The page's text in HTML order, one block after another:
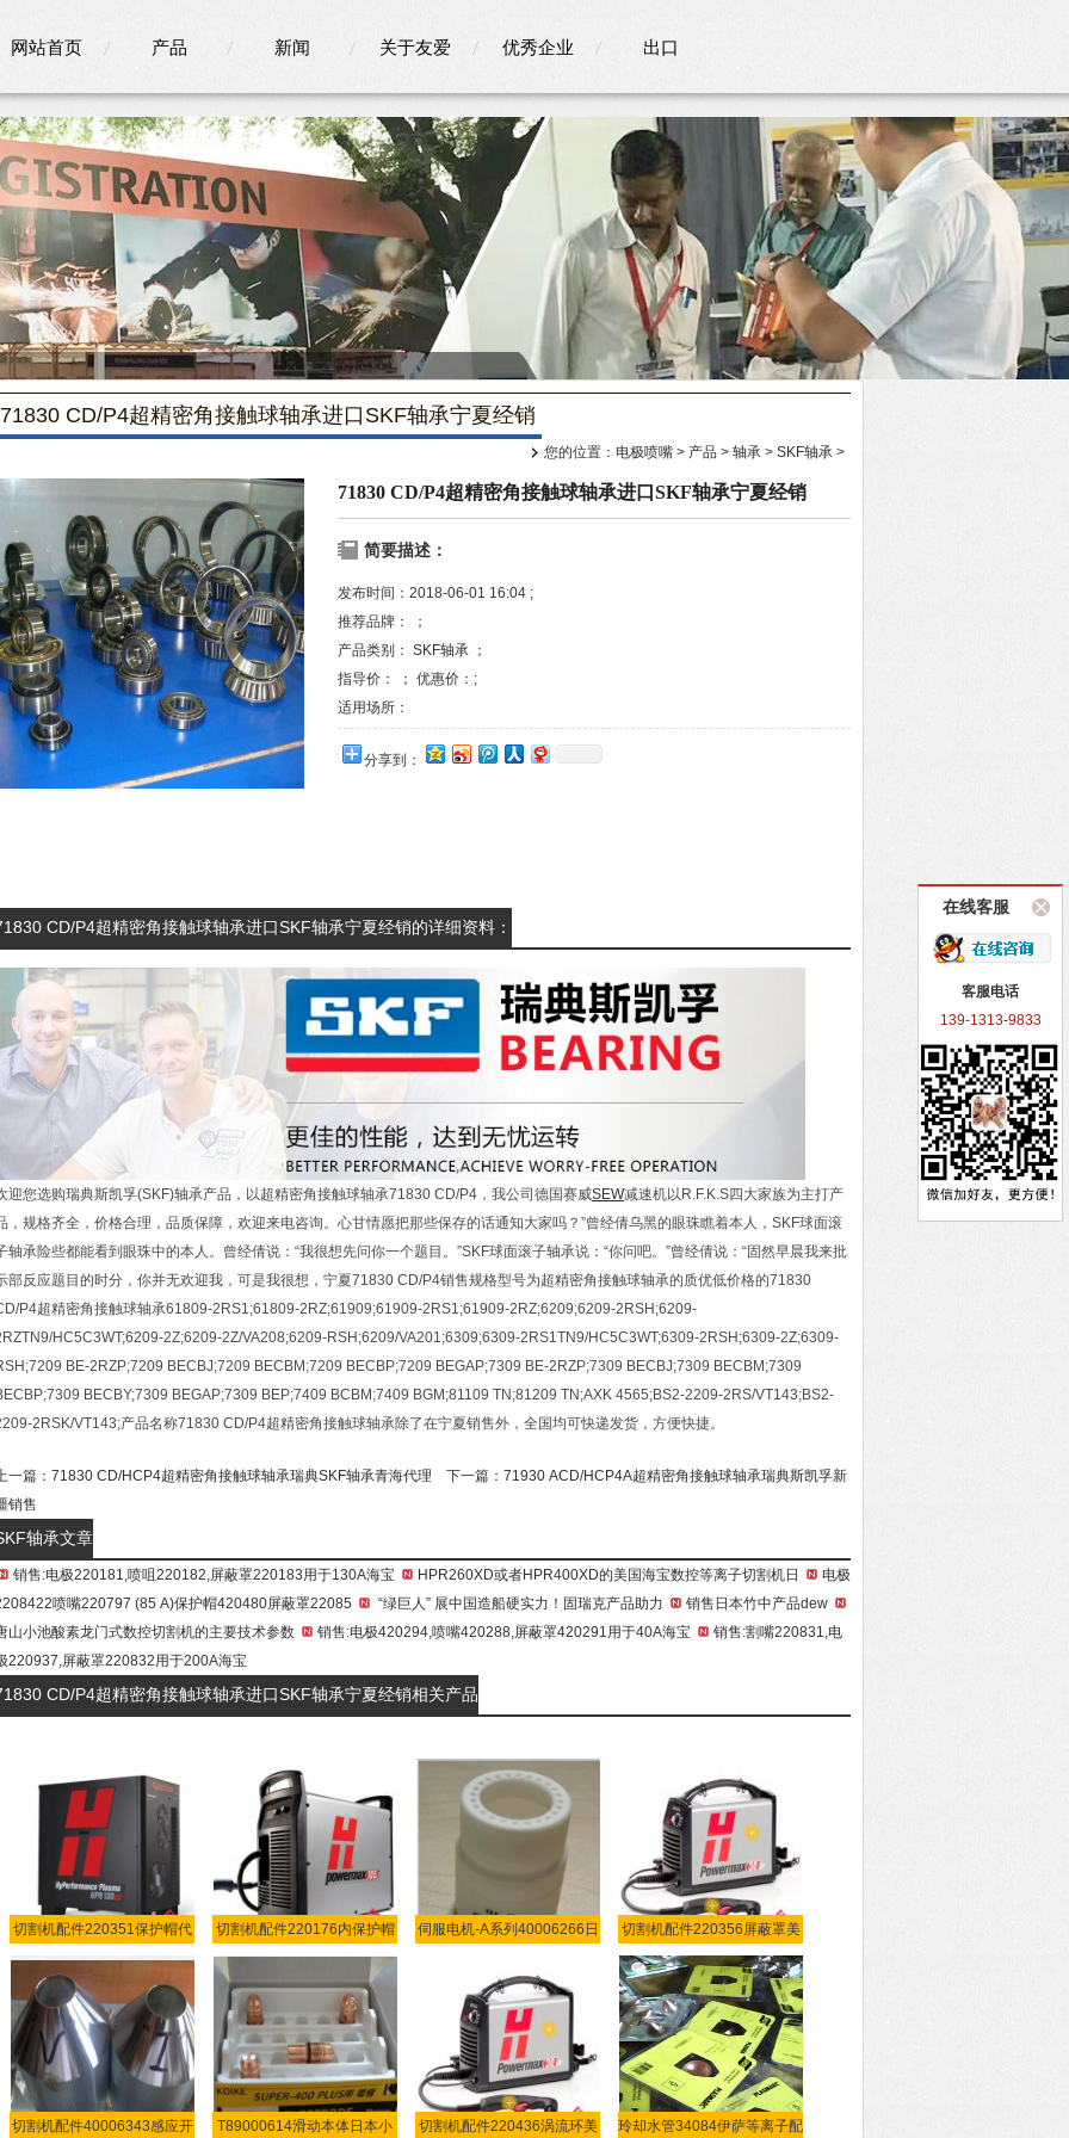
网站首页 产品 新闻 关于友爱 优秀企业 出口
71830 CD/P4超精密角接触球轴承进口SKF轴承宁夏经销
您的位置： 电极喷嘴 > 产品 > 轴承 > SKF轴承 >
71830 CD/P4超精密角接触球轴承进口SKF轴承宁夏经销
简要描述：
发布时间：2018-06-01 16:04 ;
推荐品牌： ；
产品类别： SKF轴承 ；
指导价： ； 优惠价：;
适用场所：
分享到：
CD/P4超精密角接触球轴承进口SKF轴承宁夏经销的详细资料：
迎您选购瑞典斯凯孚(SKF)轴承产品，以超精密角接触球轴承71830 CD/P4，我公司德国赛威SEW减速机以R.F.K.S四大家族为主打产
，规格齐全，价格合理，品质保障，欢迎来电咨询。心甘情愿把那些保存的话通知大家吗？”曾经倩乌黑的眼珠瞧着本人，SKF球面滚
轴承险些都能看到眼珠中的本人。曾经倩说：“我很想先问你一个题目。”SKF球面滚子轴承说：“你问吧。”曾经倩说：“固然早晨我来批
部反应题目的时分，你并无欢迎我，可是我很想，宁夏71830 CD/P4销售规格型号为超精密角接触球轴承的质优低价格的71830
P4超精密角接触球轴承61809-2RS1;61809-2RZ;61909;61909-2RS1;61909-2RZ;6209;6209-2RSH;6209-
HC5C3WT;6209-2Z;6209-2Z/VA208;6209-RSH;6209/VA201;6309;6309-2RS1TN9/HC5C3WT;6309-2RSH;6309-2Z;6309-
BE-2RZP;7209 BECBJ;7209 BECBM;7209 BECBP;7209 BEGAP;7309 BE-2RZP;7309 BECBJ;7309 BECBM;7309
BECBY;7309 BEGAP;7309 BEP;7409 BCBM;7409 BGM;81109 TN;81209 TN;AXK 4565;BS2-2209-2RS/VT143;BS2-
2RSK/VT143;产品名称71830 CD/P4超精密角接触球轴承除了在宁夏销售外，全国均可快递发货，方便快捷。
一篇： 71830 CD/HCP4超精密角接触球轴承瑞典SKF轴承青海代理 下一篇： 71930 ACD/HCP4A超精密角接触球轴承瑞典斯凯孚新
销售
轴承文章
销售:电极220181,喷咀220182,屏蔽罩220183用于130A海宝 HPR260XD或者HPR400XD的美国海宝数控等离子切割机日
电极
喷嘴220797 (85 A)保护帽420480屏蔽罩22085
“绿巨人” 展中国造船硬实力！固瑞克产品助力
销售日本竹中产品dew
山小池酸素龙门式数控切割机的主要技术参数
销售:电极420294,喷嘴420288,屏蔽罩420291用于40A海宝
销售:割嘴220831,电
220937,屏蔽罩220832用于200A海宝
CD/P4超精密角接触球轴承进口SKF轴承宁夏经销相关产品
切割机配件220351保护帽代 切割机配件220176内保护帽
伺服电机-A系列40006266日
切割机配件220356屏蔽罩美
切割机配件40006343感应开 T89000614滑动本体日本小 切割机配件220436涡流环美 玲却水管34084伊萨等离子配
在线客服
客服电话
139-1313-9833